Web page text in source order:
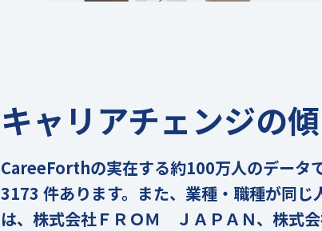
キャリアチェンジの
CareeForthの実在する約100万人のデータ
3173 件あります。また、業種・職種が同
は、株式会社ＦＲＯＭ ＪＡＰＡＮ、株式